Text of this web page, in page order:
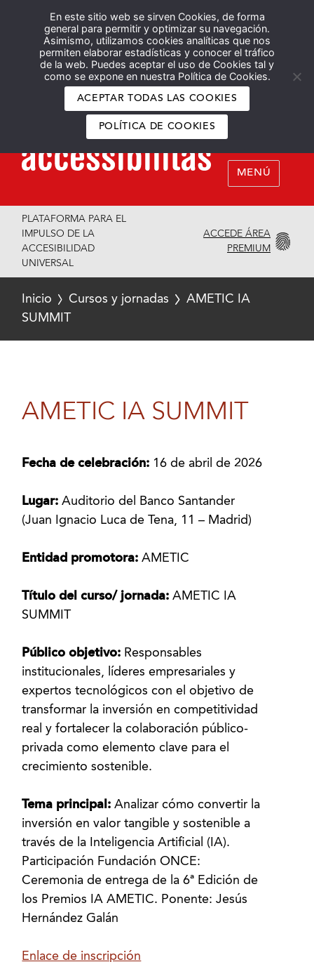
En este sitio web se sirven Cookies, de forma
general para permitir y optimizar su navegación.
Asimismo, utilizamos cookies analíticas que nos
permiten elaborar estadísticas y conocer el tráfico
de la web. Puedes aceptar el uso de Cookies tal y
como se expone en nuestra Política de Cookies.
ACEPTAR TODAS LAS COOKIES
POLÍTICA DE COOKIES
Español English
MENÚ
PLATAFORMA PARA EL
IMPULSO DE LA
ACCESIBILIDAD
UNIVERSAL
ACCEDE ÁREA
PREMIUM
Inicio Cursos y jornadas
AMETIC IA
SUMMIT
AMETIC IA SUMMIT
Fecha de celebración: 16 de abril de 2026
Lugar:Auditorio del Banco Santander
(Juan Ignacio Luca de Tena, 11 – Madrid)
Entidad promotora:AMETIC
Título del curso/ jornada:AMETIC IA
SUMMIT
Público objetivo: Responsables
institucionales, líderes empresariales y
expertos tecnológicos con el objetivo de
transformar la inversión en competitividad
real y fortalecer la colaboración público-
privada como elemento clave para el
crecimiento sostenible.
Tema principal:Analizar cómo convertir la
inversión en valor tangible y sostenible a
través de la Inteligencia Artificial (IA).
Participación Fundación ONCE:
Ceremonia de entrega de la 6ª Edición de
los Premios IA AMETIC. Ponente: Jesús
Hernández Galán
Enlace de inscripción